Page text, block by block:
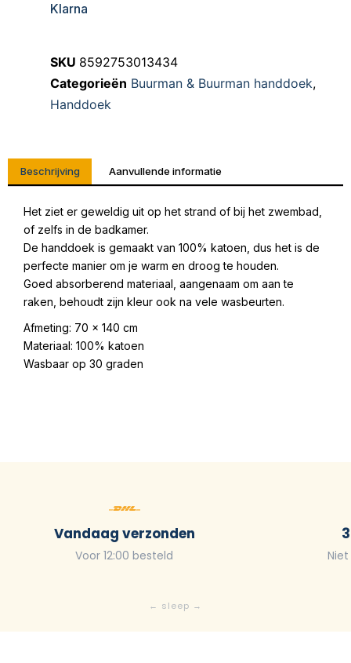
Klarna
SKU 8592753013434
Categorieën Buurman & Buurman handdoek,
Handdoek
Beschrijving Aanvullende informatie
Het ziet er geweldig uit op het strand of bij het zwembad,
of zelfs in de badkamer.
De handdoek is gemaakt van 100% katoen, dus het is de
perfecte manier om je warm en droog te houden.
Goed absorberend materiaal, aangenaam om aan te
raken, behoudt zijn kleur ook na vele wasbeurten.
Afmeting: 70 x 140 cm
Materiaal: 100% katoen
Wasbaar op 30 graden
Vandaag verzonden
Voor 12:00 besteld